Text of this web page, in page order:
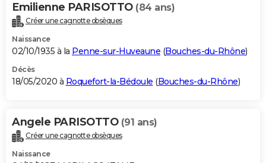
Emilienne PARISOTTO (84 ans)
Créer une cagnotte obsèques
Naissance
02/10/1935 à la Penne-sur-Huveaune (Bouches-du-Rhône)
Décès
18/05/2020 à Roquefort-la-Bédoule (Bouches-du-Rhône)
Angele PARISOTTO (91 ans)
Créer une cagnotte obsèques
Naissance